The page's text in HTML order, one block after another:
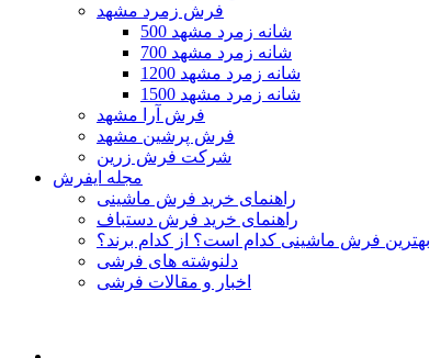
فرش زمرد مشهد
500 شانه زمرد مشهد
700 شانه زمرد مشهد
1200 شانه زمرد مشهد
1500 شانه زمرد مشهد
فرش آرا مشهد
فرش پرشین مشهد
شرکت فرش زرین
مجله ایفرش
راهنمای خرید فرش ماشینی
راهنمای خرید فرش دستباف
بهترین فرش ماشینی کدام است؟ از کدام برند؟
دلنوشته های فرشی
اخبار و مقالات فرشی